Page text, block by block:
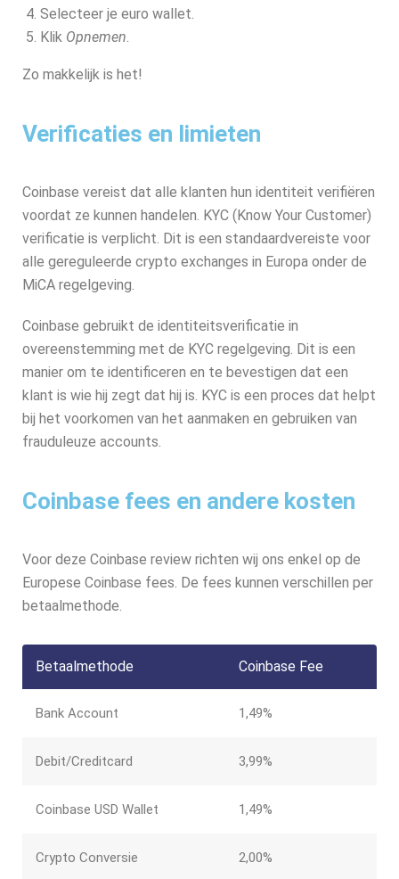
Selecteer je euro wallet.
Klik Opnemen.
Zo makkelijk is het!
Verificaties en limieten
Coinbase vereist dat alle klanten hun identiteit verifiëren
voordat ze kunnen handelen. KYC (Know Your Customer)
verificatie is verplicht. Dit is een standaardvereiste voor
alle gereguleerde crypto exchanges in Europa onder de
MiCA regelgeving.
Coinbase gebruikt de identiteitsverificatie in
overeenstemming met de KYC regelgeving. Dit is een
manier om te identificeren en te bevestigen dat een
klant is wie hij zegt dat hij is. KYC is een proces dat helpt
bij het voorkomen van het aanmaken en gebruiken van
frauduleuze accounts.
Coinbase fees en andere kosten
Voor deze Coinbase review richten wij ons enkel op de
Europese Coinbase fees. De fees kunnen verschillen per
betaalmethode.
Betaalmethode Coinbase Fee
Bank Account 1,49%
Debit/Creditcard 3,99%
Coinbase USD Wallet 1,49%
Crypto Conversie 2,00%